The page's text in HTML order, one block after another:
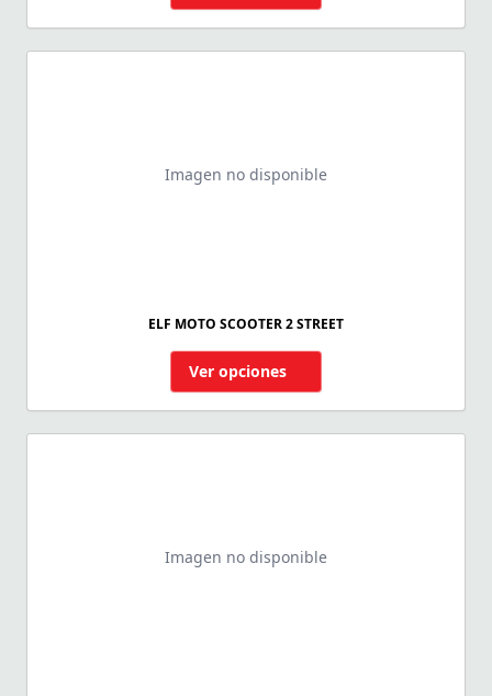
Imagen no disponible
ELF MOTO SCOOTER 2 STREET
Ver opciones
Imagen no disponible